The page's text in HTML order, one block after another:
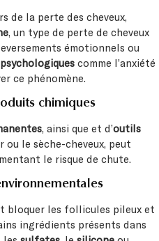
de la perte des cheveux,
, un type de perte de cheveux
émotionnels ou
comme l’anxiété
ce phénomène.
chimiques
, ainsi que et d’outils
ou le sèche-cheveux, peut
le risque de chute.
bloquer les follicules pileux et
ingrédients présents dans